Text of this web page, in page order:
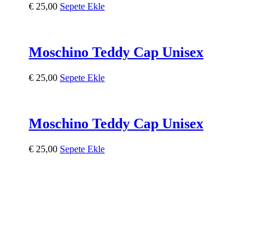
€ 25,00 Sepete Ekle
Moschino Teddy Cap Unisex
€ 25,00 Sepete Ekle
Moschino Teddy Cap Unisex
€ 25,00 Sepete Ekle